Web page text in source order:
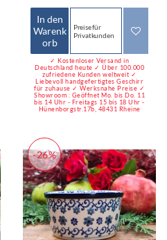
In den
Warenk
orb
Preise für
Privatkunden
✓ Kostenloser Versand in
Deutschland heute ✓ Über 100.000
zufriedene Kunden weltweit ✓
Liebevoll handgefertigtes Geschirr
für zuhause ✓ Werksnahe Preise ✓
Showroom : Geöffnet Mo. bis Do. 11
bis 14 Uhr - Freitags 15 bis 18 Uhr -
Hünenborgstr.17b, 48431 Rheine
-26%